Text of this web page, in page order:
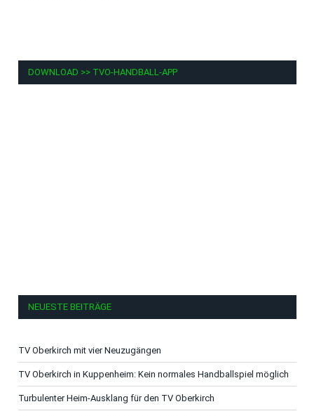
DOWNLOAD >> TVO-HANDBALL-APP
NEUESTE BEITRÄGE
TV Oberkirch mit vier Neuzugängen
TV Oberkirch in Kuppenheim: Kein normales Handballspiel möglich
Turbulenter Heim-Ausklang für den TV Oberkirch